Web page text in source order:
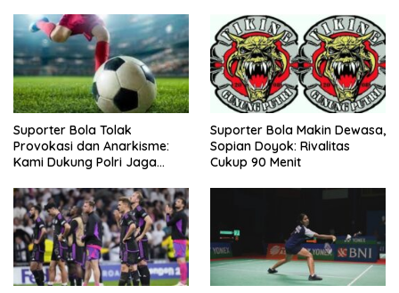
Suporter Bola Tolak
Provokasi dan Anarkisme:
Kami Dukung Polri Jaga
Suporter Bola Makin Dewasa,
Sopian Doyok: Rivalitas
Cukup 90 Menit